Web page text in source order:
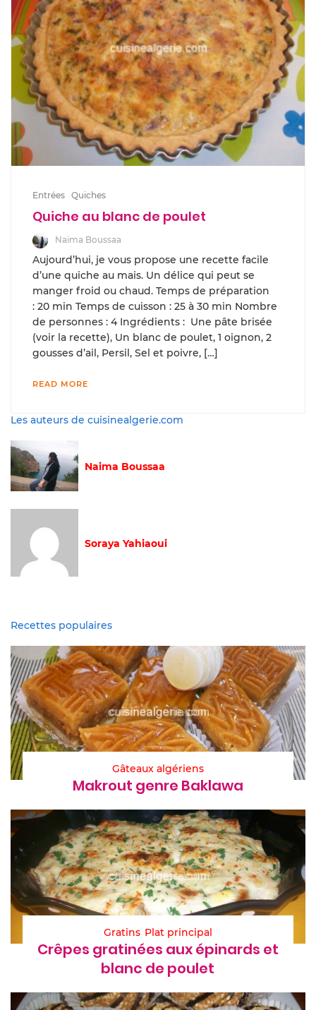
Entrées Quiches
Quiche au blanc de poulet
Naima Boussaa
Aujourd’hui, je vous propose une recette facile
d’une quiche au mais. Un délice qui peut se
manger froid ou chaud. Temps de pré­pa­ra­tion
: 20 min Temps de cuis­son : 25 à 30 min Nom­bre
de per­son­nes : 4 Ingré­di­ents : Une pâte brisée
(voir la recette), Un blanc de poulet, 1 oignon, 2
gousses d’ail, Persil, Sel et poivre, […]
READ MORE
Les auteurs de cuisinealgerie.com
Naima Boussaa
Soraya Yahiaoui
Recettes populaires
Gâteaux algériens
Makrout genre Baklawa
Gratins Plat principal
Crêpes gratinées aux épinards et
blanc de poulet